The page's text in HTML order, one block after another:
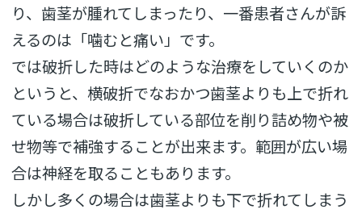
り、 歯茎が腫れてしまったり、一番患者さんが訴
えるのは「噛むと痛い」です。
では破折した時はどのような治療をしていくのか
というと、 横破折でなおかつ歯茎よりも上で折れ
ている場合は破折している部位を削り詰め物や被
せ物等で補強することが出来ます。 範囲が広い場
合は神経を取ることもあります。
しかし多くの場合は歯茎よりも下で折れてしまう